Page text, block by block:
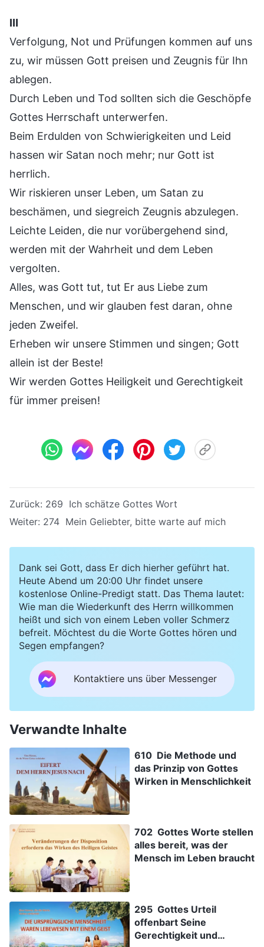
Ⅲ
Verfolgung, Not und Prüfungen kommen auf uns
zu, wir müssen Gott preisen und Zeugnis für Ihn
ablegen.
Durch Leben und Tod sollten sich die Geschöpfe
Gottes Herrschaft unterwerfen.
Beim Erdulden von Schwierigkeiten und Leid
hassen wir Satan noch mehr; nur Gott ist
herrlich.
Wir riskieren unser Leben, um Satan zu
beschämen, und siegreich Zeugnis abzulegen.
Leichte Leiden, die nur vorübergehend sind,
werden mit der Wahrheit und dem Leben
vergolten.
Alles, was Gott tut, tut Er aus Liebe zum
Menschen, und wir glauben fest daran, ohne
jeden Zweifel.
Erheben wir unsere Stimmen und singen; Gott
allein ist der Beste!
Wir werden Gottes Heiligkeit und Gerechtigkeit
für immer preisen!
Zurück: 269 Ich schätze Gottes Wort
Weiter: 274 Mein Geliebter, bitte warte auf mich
Dank sei Gott, dass Er dich hierher geführt hat.
Heute Abend um 20:00 Uhr findet unsere
kostenlose Online-Predigt statt. Das Thema lautet:
Wie man die Wiederkunft des Herrn willkommen
heißt und sich von einem Leben voller Schmerz
befreit. Möchtest du die Worte Gottes hören und
Segen empfangen?
Kontaktiere uns über Messenger
Verwandte Inhalte
610 Die Methode und
das Prinzip von Gottes
Wirken in Menschlichkeit
702 Gottes Worte stellen
alles bereit, was der
Mensch im Leben braucht
295 Gottes Urteil
offenbart Seine
Gerechtigkeit und